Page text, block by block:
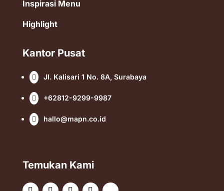
Inspirasi Menu
Highlight
Kantor Pusat
 Jl. Kalisari 1 No. 8A, Surabaya
 +62812-9299-9987
 hallo@mapn.co.id
Temukan Kami